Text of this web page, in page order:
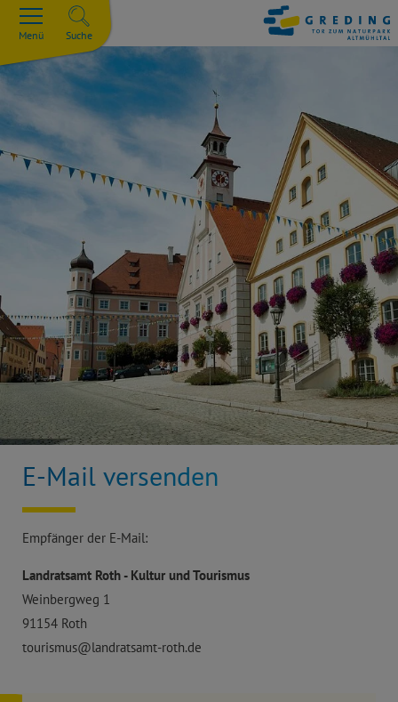
Menü Suche
E-Mail versenden
Empfänger der E-Mail:
Landratsamt Roth - Kultur und Tourismus
Weinbergweg 1
91154 Roth
tourismus@landratsamt-roth.de